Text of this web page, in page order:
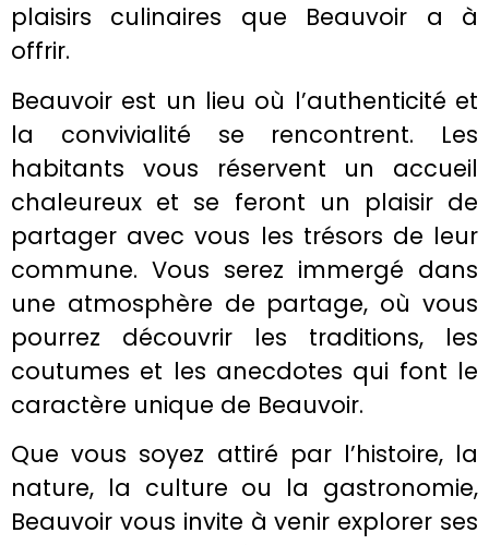
plaisirs culinaires que Beauvoir a à
offrir.
Beauvoir est un lieu où l’authenticité et
la convivialité se rencontrent. Les
habitants vous réservent un accueil
chaleureux et se feront un plaisir de
partager avec vous les trésors de leur
commune. Vous serez immergé dans
une atmosphère de partage, où vous
pourrez découvrir les traditions, les
coutumes et les anecdotes qui font le
caractère unique de Beauvoir.
Que vous soyez attiré par l’histoire, la
nature, la culture ou la gastronomie,
Beauvoir vous invite à venir explorer ses